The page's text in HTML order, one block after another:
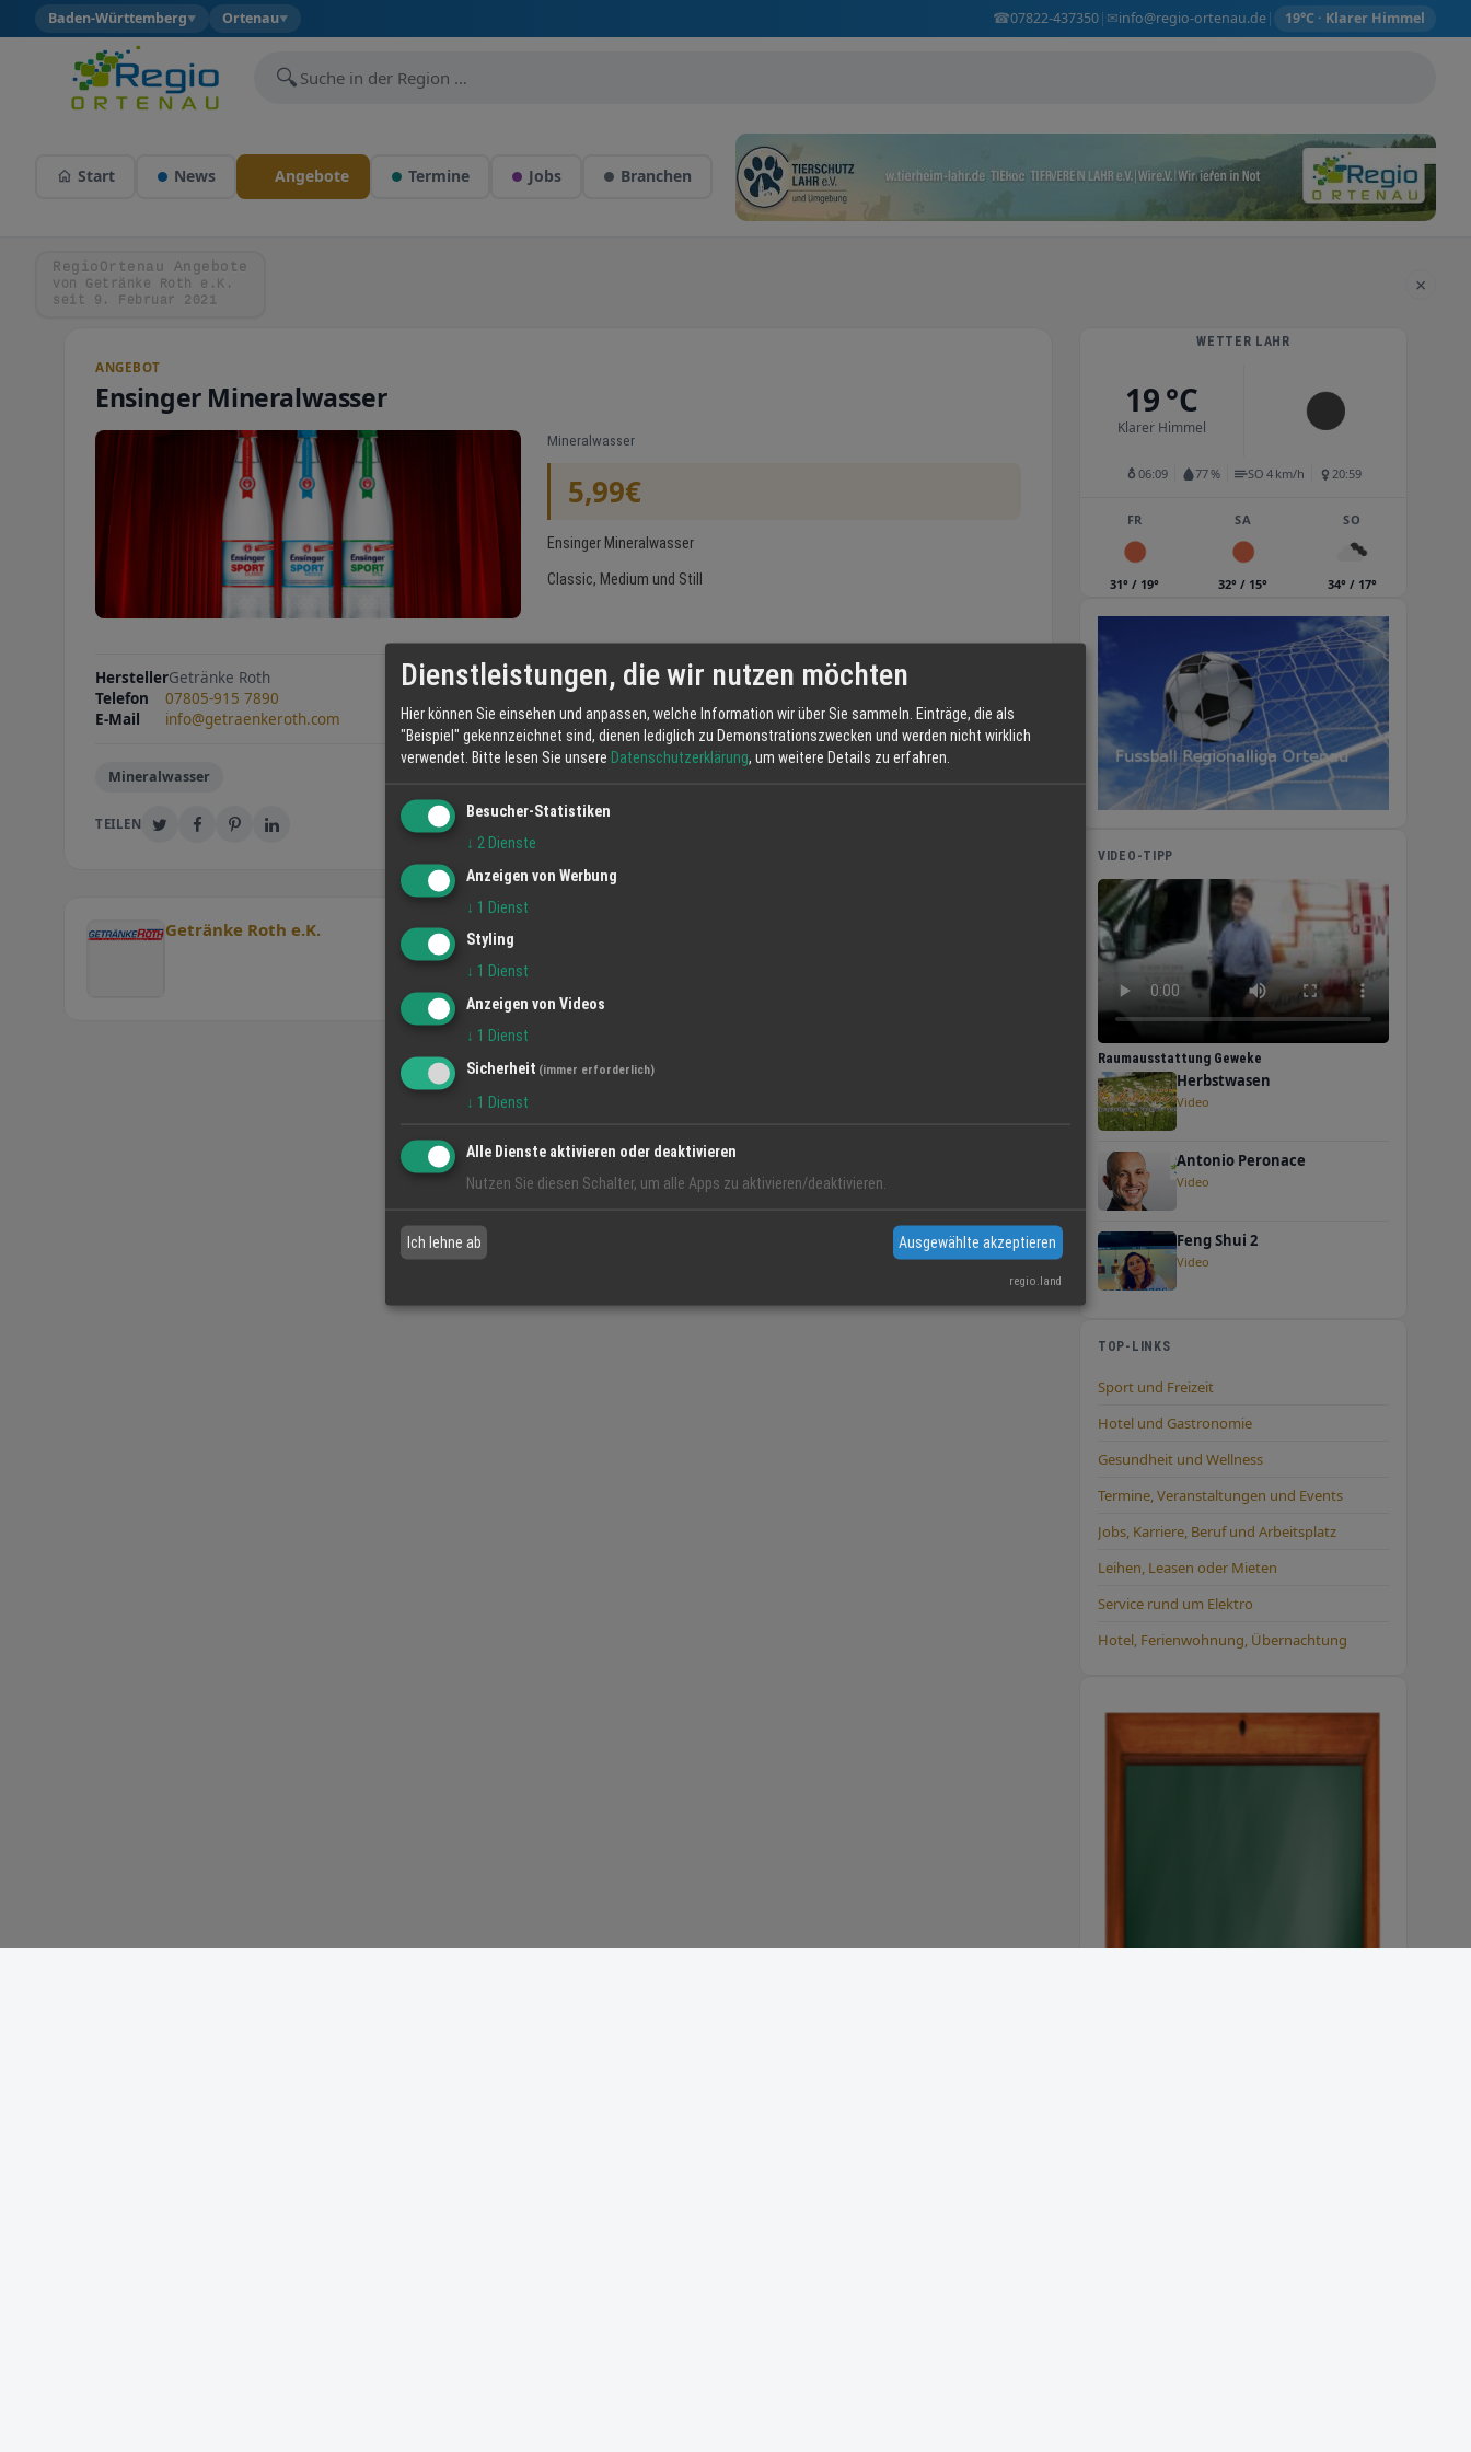
Baden-Württemberg▼ Ortenau▼ ☎07822-437350| ✉info@regio-ortenau.de| 19°C · Klarer Himmel
🔍
Start News Angebote Termine Jobs Branchen
RegioOrtenau Angebote
von Getränke Roth e.K.
seit 9. Februar 2021
×
ANGEBOT
Ensinger Mineralwasser
Mineralwasser
5,99€
Ensinger Mineralwasser
Classic, Medium und Still
HerstellerGetränke Roth
Telefon
07805-915 7890
E-Mail
info@getraenkeroth.com
Mineralwasser
TEILEN
Getränke Roth e.K.
WETTER LAHR
19 °C
Klarer Himmel
06:09 77 % SO 4 km/h 20:59
FR
31° / 19°
SA
32° / 15°
SO
34° / 17°
VIDEO-TIPP
Raumausstattung Geweke
Herbstwasen
Video
Antonio Peronace
Video
Feng Shui 2
Video
TOP-LINKS
Sport und Freizeit
Hotel und Gastronomie
Gesundheit und Wellness
Termine, Veranstaltungen und Events
Jobs, Karriere, Beruf und Arbeitsplatz
Leihen, Leasen oder Mieten
Service rund um Elektro
Hotel, Ferienwohnung, Übernachtung
Dienstleistungen, die wir nutzen möchten
Hier können Sie einsehen und anpassen, welche Information wir über Sie sammeln. Einträge, die als
"Beispiel" gekennzeichnet sind, dienen lediglich zu Demonstrationszwecken und werden nicht wirklich
verwendet. Bitte lesen Sie unsere Datenschutzerklärung, um weitere Details zu erfahren.
Besucher-Statistiken
↓ 2 Dienste
Anzeigen von Werbung
↓ 1 Dienst
Styling
↓ 1 Dienst
Anzeigen von Videos
↓ 1 Dienst
Sicherheit (immer erforderlich)
↓ 1 Dienst
Alle Dienste aktivieren oder deaktivieren
Nutzen Sie diesen Schalter, um alle Apps zu aktivieren/deaktivieren.
Ich lehne ab Ausgewählte akzeptieren
regio.land